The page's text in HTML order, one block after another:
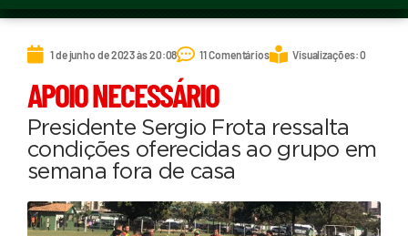
1 de junho de 2023 às 20:08 11 Comentários Visualizações: 0
APOIO NECESSÁRIO
Presidente Sergio Frota ressalta
condições oferecidas ao grupo em
semana fora de casa